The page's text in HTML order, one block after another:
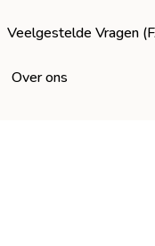
Veelgestelde Vragen
Over ons